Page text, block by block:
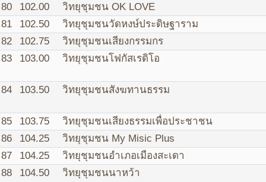
80
102.00
วิทยุชุมชน OK LOVE
81
102.50
วิทยุชุมชนวัดหงษ์ประดิษฐาราม
82
102.75
วิทยุชุมชนเสียงกรรมกร
83
103.00 วิทยุชุมชนโฟกัสเรดิโอ
84 103.50 วิทยุชุมชนสังฆทานธรรม
85 103.75
วิทยุชุมชนเสียงธรรมเพื่อประชาชน
86
104.25
วิทยุชุมชน My Misic Plus
87
104.25
วิทยุชุมชนอำเภอเมืองสะเดา
88
104.50 วิทยุชุมชนนาหว้า